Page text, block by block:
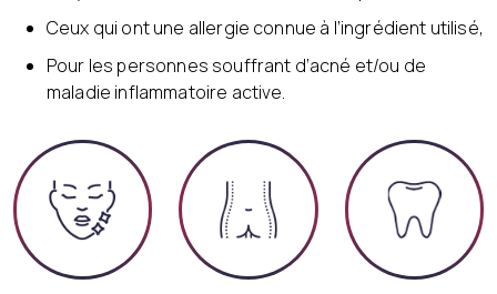
Ceux qui ont une allergie connue à l’ingrédient utilisé,
Pour les personnes souffrant d’acné et/ou de
maladie inflammatoire active.